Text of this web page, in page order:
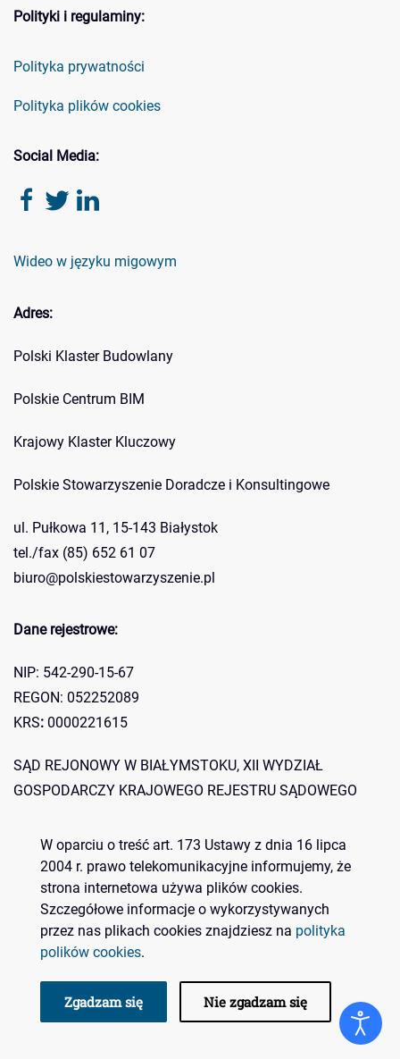
Polityki i regulaminy:
Polityka prywatności
Polityka plików cookies
Social Media:
Wideo w języku migowym
Adres:
Polski Klaster Budowlany
Polskie Centrum BIM
Krajowy Klaster Kluczowy
Polskie Stowarzyszenie Doradcze i Konsultingowe
ul. Pułkowa 11, 15-143 Białystok
tel./fax (85) 652 61 07
biuro@polskiestowarzyszenie.pl
Dane rejestrowe:
NIP: 542-290-15-67
REGON: 052252089
KRS: 0000221615
SĄD REJONOWY W BIAŁYMSTOKU, XII WYDZIAŁ
GOSPODARCZY KRAJOWEGO REJESTRU SĄDOWEGO
Konto bankowe:
Bank Spółdzielczy O/d w Zaściankach 07 8060 0004 0842
5276 2000 0010
Realizacjait44.pl
W oparciu o treść art. 173 Ustawy z dnia 16 lipca
2004 r. prawo telekomunikacyjne informujemy, że
strona internetowa używa plików cookies.
Szczegółowe informacje o wykorzystywanych
przez nas plikach cookies znajdziesz na polityka
polików cookies.
Zgadzam się Nie zgadzam się